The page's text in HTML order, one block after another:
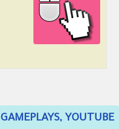
GAMEPLAYS, YOUTUBE